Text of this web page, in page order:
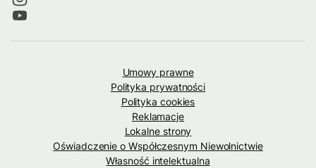
Umowy prawne
Polityka prywatności
Polityka cookies
Reklamacje
Lokalne strony
Oświadczenie o Współczesnym Niewolnictwie
Własność intelektualna